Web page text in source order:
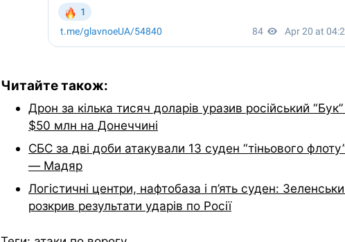
Читайте також:
Дрон за кілька тисяч доларів уразив російський
$50 млн на Донеччині
СБС за дві доби атакували 13 суден “тіньового
— Мадяр
Логістичні центри, нафтобаза і п’ять суден:
розкрив результати ударів по Росії